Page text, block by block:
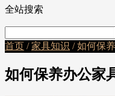
全站搜索
首页 /家具知识 / 如何保
如何保养办公家